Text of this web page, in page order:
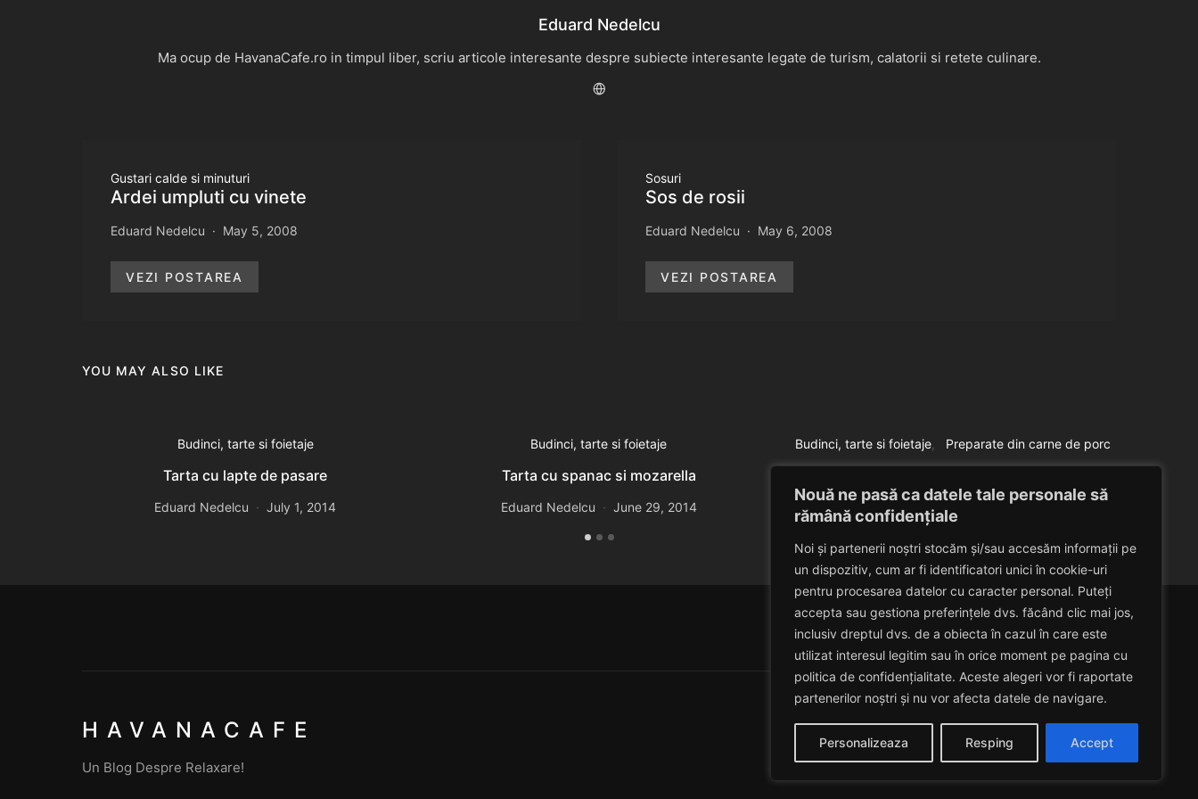
Nouă ne pasă ca datele tale personale să
rămână confidențiale
Noi și partenerii noștri stocăm și/sau accesăm informații pe
un dispozitiv, cum ar fi identificatori unici în cookie-uri
pentru procesarea datelor cu caracter personal. Puteți
accepta sau gestiona preferințele dvs. făcând clic mai jos,
inclusiv dreptul dvs. de a obiecta în cazul în care este
utilizat interesul legitim sau în orice moment pe pagina cu
politica de confidențialitate. Aceste alegeri vor fi raportate
partenerilor noștri și nu vor afecta datele de navigare.
Personalizeaza Resping Accept
Eduard Nedelcu
Ma ocup de HavanaCafe.ro in timpul liber, scriu articole interesante despre subiecte interesante legate de turism, calatorii si retete culinare.
Gustari calde si minuturi
Ardei umpluti cu vinete
Eduard Nedelcu May 5, 2008
VEZI POSTAREA
Sosuri
Sos de rosii
Eduard Nedelcu May 6, 2008
VEZI POSTAREA
YOU MAY ALSO LIKE
Budinci, tarte si foietaje
Tarta cu lapte de pasare
Eduard Nedelcu July 1, 2014
Budinci, tarte si foietaje
Tarta cu spanac si mozarella
Eduard Nedelcu June 29, 2014
Budinci, tarte si foietaje Preparate din carne de porc
Eduard Nedelcu
February 14, 2014
HAVANACAFE
Un Blog Despre Relaxare!